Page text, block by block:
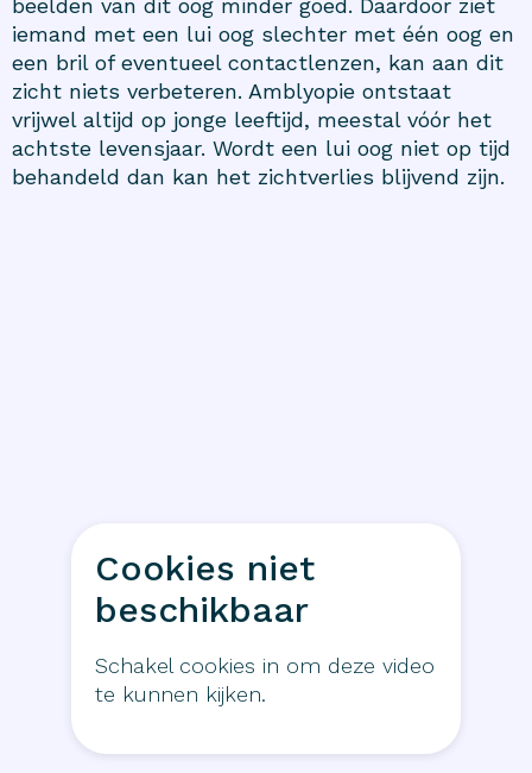
beelden van dit oog minder goed. Daardoor ziet
iemand met een lui oog slechter met één oog en
een bril of eventueel contactlenzen, kan aan dit
zicht niets verbeteren. Amblyopie ontstaat
vrijwel altijd op jonge leeftijd, meestal vóór het
achtste levensjaar. Wordt een lui oog niet op tijd
behandeld dan kan het zichtverlies blijvend zijn.
Cookies niet
beschikbaar
Schakel cookies in om deze video
te kunnen kijken.